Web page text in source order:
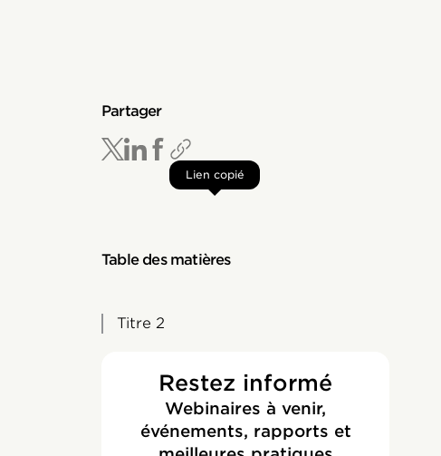
Partager
Lien copié
Table des matières
Titre 2
Restez informé
Webinaires à venir,
événements, rapports et